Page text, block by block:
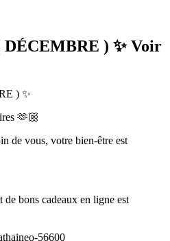
DÉCEMBRE ) ✨ Voir
) ✨
🫶🏼
de vous, votre bien-être est
bons cadeaux en ligne est
56600